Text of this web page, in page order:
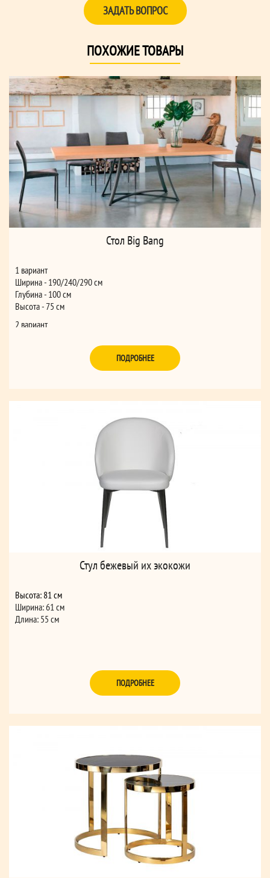
ЗАДАТЬ ВОПРОС
ПОХОЖИЕ ТОВАРЫ
Стол Big Bang
1 вариант
Ширина - 190/240/290 см
Глубина - 100 см
Высота - 75 см
2 вариант
Глубина - 120 см
ПОДРОБНЕЕ
Стул бежевый их экокожи
Высота: 81 см
Ширина: 61 см
Длина: 55 см
ПОДРОБНЕЕ